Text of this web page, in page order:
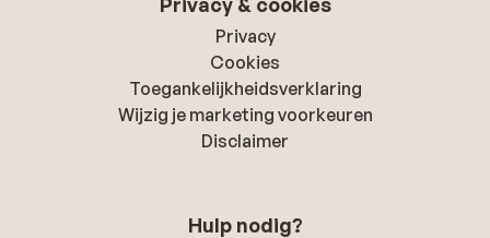
Privacy
Cookies
Toegankelijkheidsverklaring
Wijzig je marketing voorkeuren
Disclaimer
Hulp nodig?